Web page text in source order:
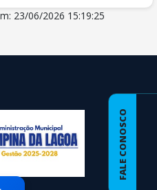
23/06/2026 15:19:25
FALE CONOSCO